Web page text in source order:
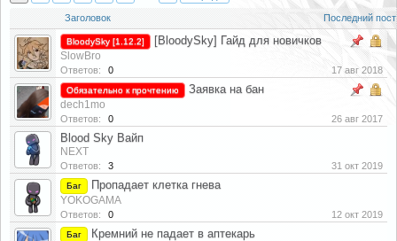
Заголовок Последний пост
BloodySky [1.12.2] [BloodySky] Гайд для новичков
SlowBro
Ответов: 0 17 авг 2018
Обязательно к прочтению Заявка на бан
dech1mo
Ответов: 0 26 авг 2017
Blood Sky Вайп
NEXT
Ответов: 3 31 окт 2019
Баг Пропадает клетка гнева
YOKOGAMA
Ответов: 0 12 окт 2019
Баг Кремний не падает в аптекарь